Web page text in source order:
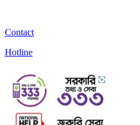
Contact
Hotline